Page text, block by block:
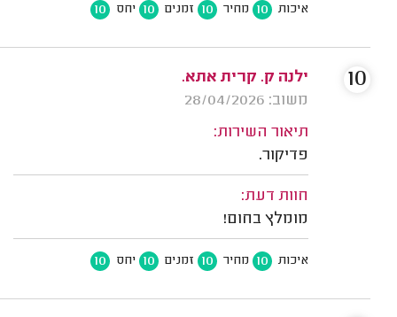
איכות 10 מחיר 10 זמנים 10 יחס 10
ילנה ק. קרית אתא.
משוב: 28/04/2026
תיאור השירות:
פדיקור.
חוות דעת:
מומלץ בחום!
איכות 10 מחיר 10 זמנים 10 יחס 10
10